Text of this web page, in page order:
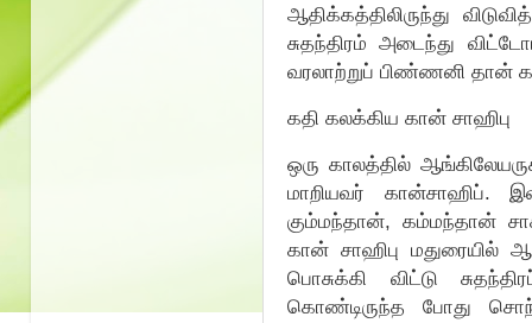
ஆதிக்கத்திலிருந்து
சுதந்திரம் அடைந்து
வரலாற்றுப் பிண்ணனி தான்
கதி கலக்கிய கான் சாஹிபு
ஒரு காலத்தில்
மாறியவர் கான்சாஹிப்.
கும்மந்தான், கம்மந்தான்
கான் சாஹிபு மதுரையில்
பொசுக்கி விட்டு
கொண்டிருந்த போது